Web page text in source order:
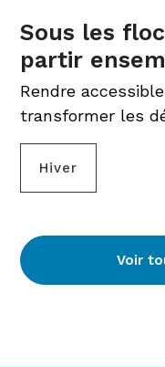
Sous les
partir
Rendre
transformer les
Hiver
Voir